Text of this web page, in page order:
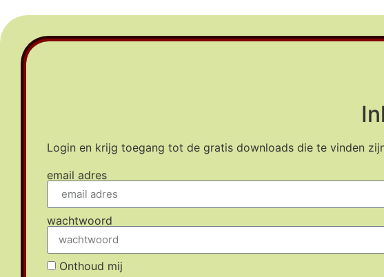
Login en krijg toegang tot de gratis downloads die te vinden
email adres
wachtwoord
Onthoud mij